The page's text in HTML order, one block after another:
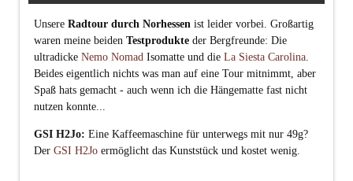
Unsere Radtour durch Norhessen ist leider vorbei. Großartig
waren meine beiden Testprodukte der Bergfreunde: Die
ultradicke Nemo Nomad Isomatte und die La Siesta Carolina
Beides eigentlich nichts was man auf eine Tour mitnimmt, aber
Spaß hats gemacht - auch wenn ich die Hängematte fast nicht
nutzen konnte...
GSI H2Jo: Eine Kaffeemaschine für unterwegs mit nur 49g?
Der GSI H2Jo ermöglicht das Kunststück und kostet wenig.